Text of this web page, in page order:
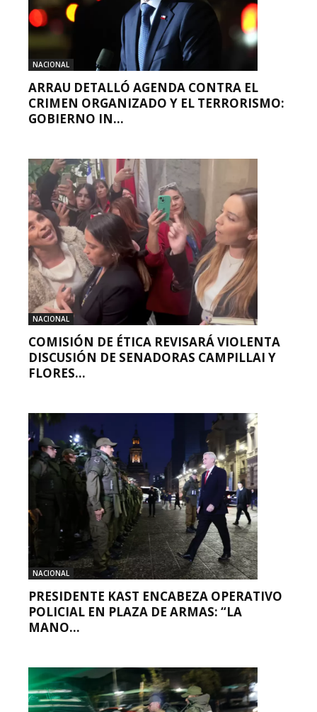
NACIONAL
ARRAU DETALLÓ AGENDA CONTRA EL
CRIMEN ORGANIZADO Y EL TERRORISMO:
GOBIERNO IN...
NACIONAL
COMISIÓN DE ÉTICA REVISARÁ VIOLENTA
DISCUSIÓN DE SENADORAS CAMPILLAI Y
FLORES...
NACIONAL
PRESIDENTE KAST ENCABEZA OPERATIVO
POLICIAL EN PLAZA DE ARMAS: “LA
MANO...